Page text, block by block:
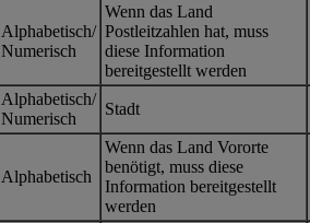
Alphabetisch/
Numerisch
Wenn das Land
Postleitzahlen hat, muss
diese Information
bereitgestellt werden
Alphabetisch/
Numerisch
Stadt
Alphabetisch
Wenn das Land Vororte
benötigt, muss diese
Information bereitgestellt
werden